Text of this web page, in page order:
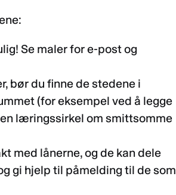
Se maler for e-post og
bør du finne de stedene i
(for eksempel ved å legge
læringssirkel om smittsomme
med lånerne, og de kan dele
gi hjelp til påmelding til de som